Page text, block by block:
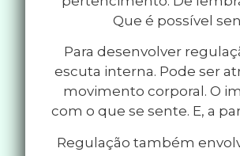
Que é possível
Para desenvolver
escuta interna. Pode ser
movimento corporal. O
com o que se sente. E, a
Regulação também